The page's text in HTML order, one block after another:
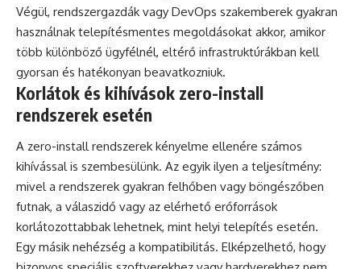
Végül, rendszergazdák vagy DevOps szakemberek gyakran
használnak telepítésmentes megoldásokat akkor, amikor
több különböző ügyfélnél, eltérő infrastruktúrákban kell
gyorsan és hatékonyan beavatkozniuk.
Korlátok és kihívások zero-install
rendszerek esetén
A zero-install rendszerek kényelme ellenére számos
kihívással is szembesülünk. Az egyik ilyen a teljesítmény:
mivel a rendszerek gyakran felhőben vagy böngészőben
futnak, a válaszidő vagy az elérhető erőforrások
korlátozottabbak lehetnek, mint helyi telepítés esetén.
Egy másik nehézség a kompatibilitás. Elképzelhető, hogy